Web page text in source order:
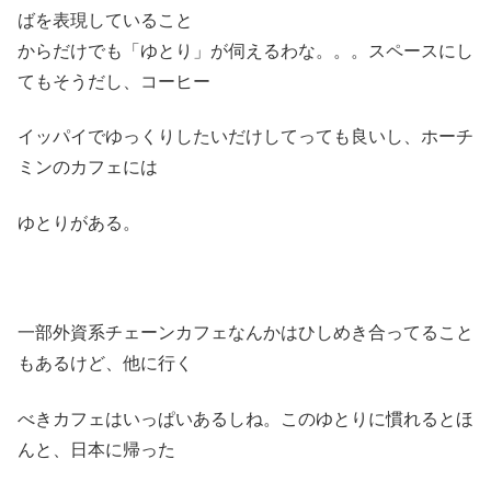
ばを表現していること
からだけでも「ゆとり」が伺えるわな。。。スペースにし
てもそうだし、コーヒー
イッパイでゆっくりしたいだけしてっても良いし、ホーチ
ミンのカフェには
ゆとりがある。
一部外資系チェーンカフェなんかはひしめき合ってること
もあるけど、他に行く
べきカフェはいっぱいあるしね。このゆとりに慣れるとほ
んと、日本に帰った